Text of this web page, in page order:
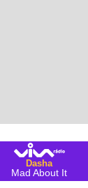
Dasha
Mad About It